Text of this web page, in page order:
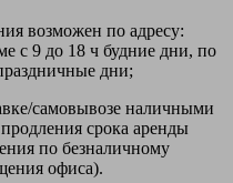
возможен по адресу:
с 9 до 18 ч будние дни, по
дни;
самовывозе наличными
срока аренды
по безналичному
офиса).